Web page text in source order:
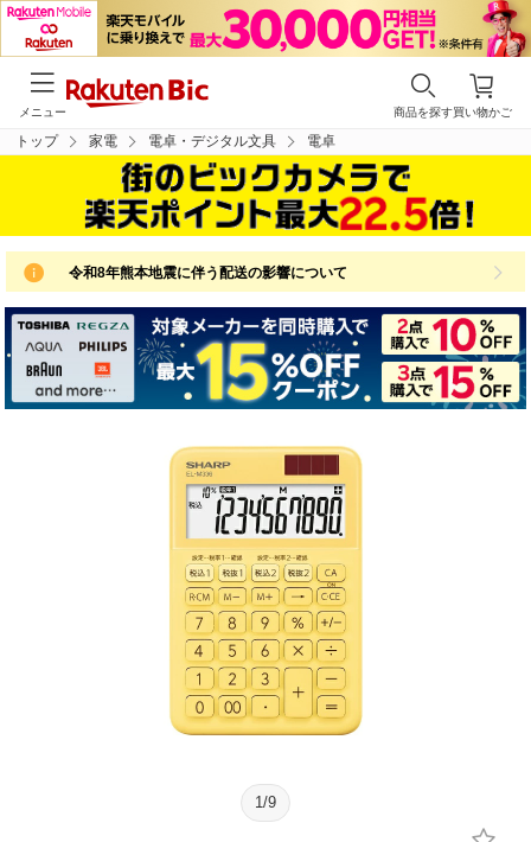
買い物かご
商品を探す
メニュー
トップ 家電 電卓・デジタル文具 電卓
令和8年熊本地震に伴う配送の影響について
1 /9